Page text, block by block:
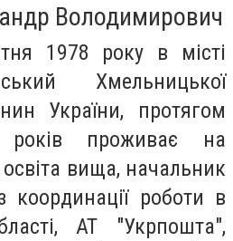
Володимирович
1978 року в місті
Хмельницької
України, протягом
років проживає на
освіта вища, начальник
координації роботи в
АТ "Укрпошта",